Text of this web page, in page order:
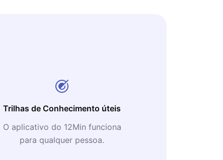
Trilhas de Conhecimento úteis
O aplicativo do 12Min funciona
para qualquer pessoa.